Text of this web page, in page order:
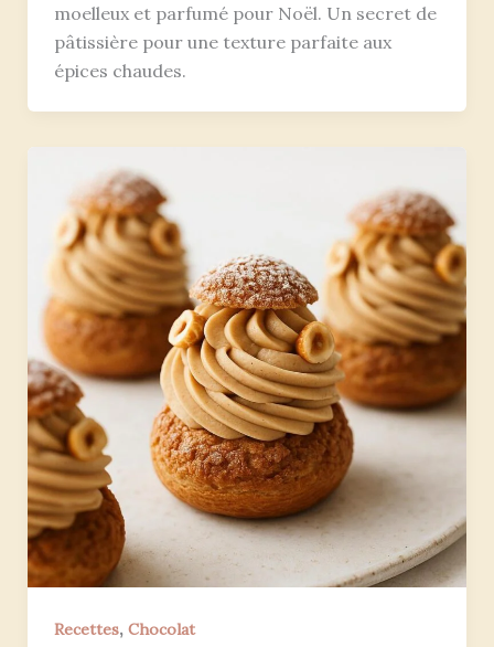
moelleux et parfumé pour Noël. Un secret de
pâtissière pour une texture parfaite aux
épices chaudes.
Recettes, Chocolat